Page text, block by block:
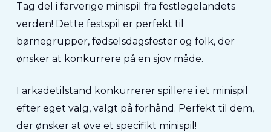
Tag del i farverige minispil fra festlegelandets
verden! Dette festspil er perfekt til
børnegrupper, fødselsdagsfester og folk, der
ønsker at konkurrere på en sjov måde.
I arkadetilstand konkurrerer spillere i et minispil
efter eget valg, valgt på forhånd. Perfekt til dem,
der ønsker at øve et specifikt minispil!